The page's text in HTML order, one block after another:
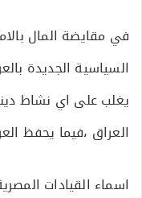
في مقايضة المال
السياسية الجديدة
يغلب على اي نشاط
العراق ،فيما يحفظ
اسماء القيادات